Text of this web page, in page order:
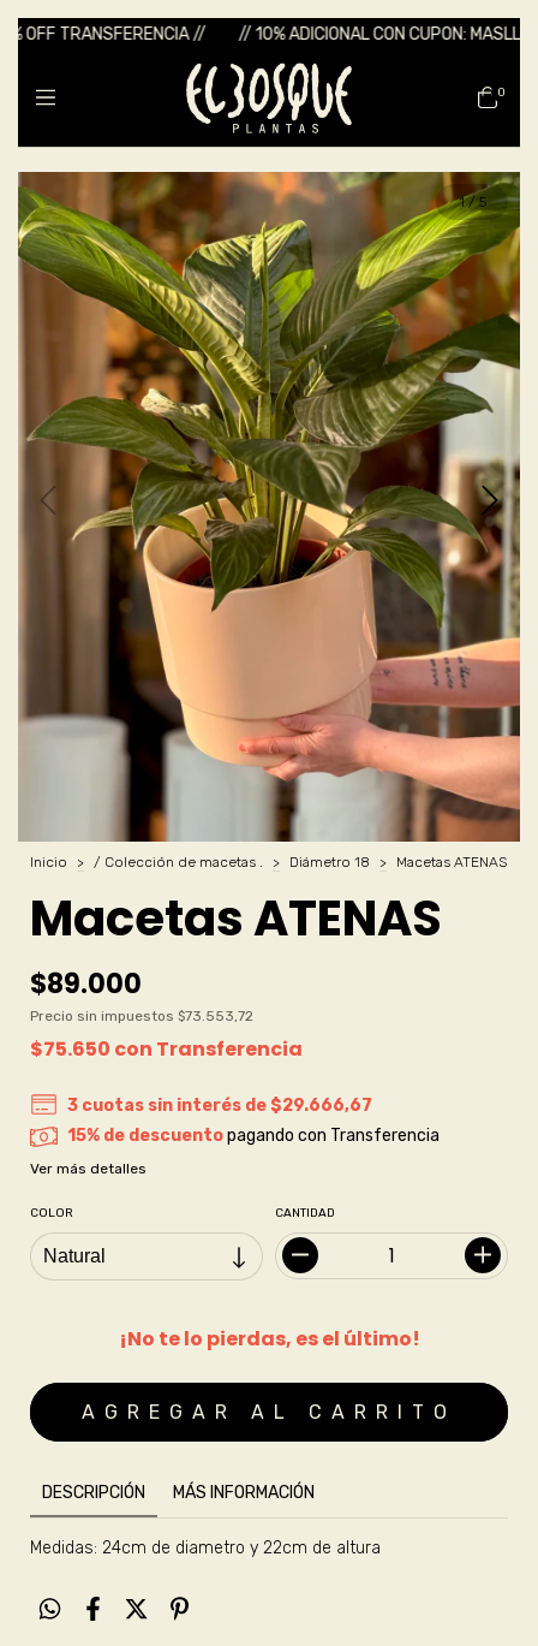
TRANSFERENCIA // // 10% ADICIONAL CON CUPON: MASLLUVIA
0
1/5
Inicio > / Colección de macetas . > Diámetro 18 > Macetas ATENAS
Macetas ATENAS
$89.000
Precio sin impuestos $73.553,72
$75.650 con Transferencia
3 cuotas sin interés de$29.666,67
15% de descuentopagando con Transferencia
Ver más detalles
COLOR CANTIDAD
¡No te lo pierdas, es el último!
DESCRIPCIÓN MÁS INFORMACIÓN
Medidas: 24cm de diametro y 22cm de altura